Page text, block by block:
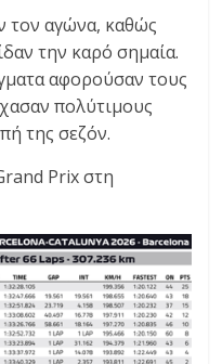
τον αγώνα, καθώς
την καρό σημαία.
αφορούσαν τους
πολύτιμους
της σεζόν.
Prix στη